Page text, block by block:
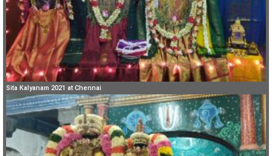
Sita Kalyanam 2021 at Chennai